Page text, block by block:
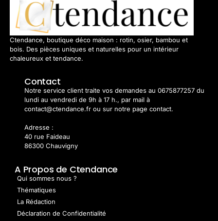
Ctendance, boutique déco maison : rotin, osier, bambou et
bois. Des pièces uniques et naturelles pour un intérieur
chaleureux et tendance.
Contact
Notre service client traite vos demandes au 0675877257 du
lundi au vendredi de 9h à 17 h., par mail à
contact@ctendance.fr ou sur notre page contact.
Adresse :
40 rue Faideau
86300 Chauvigny
A Propos de Ctendance
Qui sommes nous ?
Thématiques
La Rédaction
Déclaration de Confidentialité